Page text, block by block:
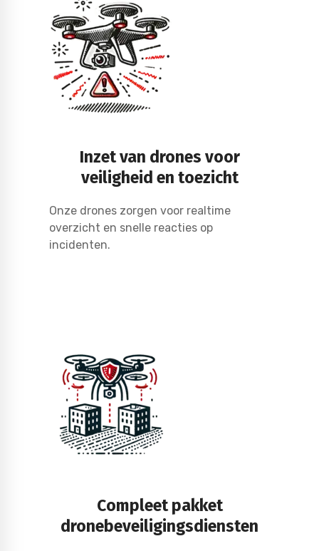
Inzet van drones voor
veiligheid en toezicht
Onze drones zorgen voor realtime
overzicht en snelle reacties op
incidenten.
Compleet pakket
dronebeveiligingsdiensten